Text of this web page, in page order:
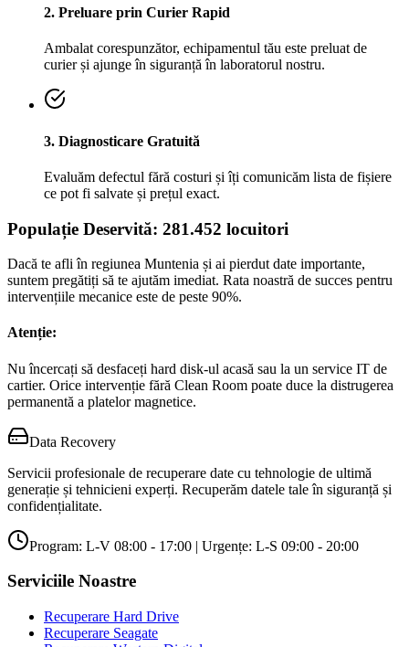
2. Preluare prin Curier Rapid
Ambalat corespunzător, echipamentul tău este preluat de
curier și ajunge în siguranță în laboratorul nostru.
3. Diagnosticare Gratuită
Evaluăm defectul fără costuri și îți comunicăm lista de fișiere
ce pot fi salvate și prețul exact.
Populație Deservită: 281.452 locuitori
Dacă te afli în regiunea Muntenia și ai pierdut date importante,
suntem pregătiți să te ajutăm imediat. Rata noastră de succes pentru
intervențiile mecanice este de peste 90%.
Atenție:
Nu încercați să desfaceți hard disk-ul acasă sau la un service IT de
cartier. Orice intervenție fără Clean Room poate duce la distrugerea
permanentă a platelor magnetice.
Data Recovery
Servicii profesionale de recuperare date cu tehnologie de ultimă
generație și tehnicieni experți. Recuperăm datele tale în siguranță și
confidențialitate.
Program: L-V 08:00 - 17:00 | Urgențe: L-S 09:00 - 20:00
Serviciile Noastre
Recuperare Hard Drive
Recuperare Seagate